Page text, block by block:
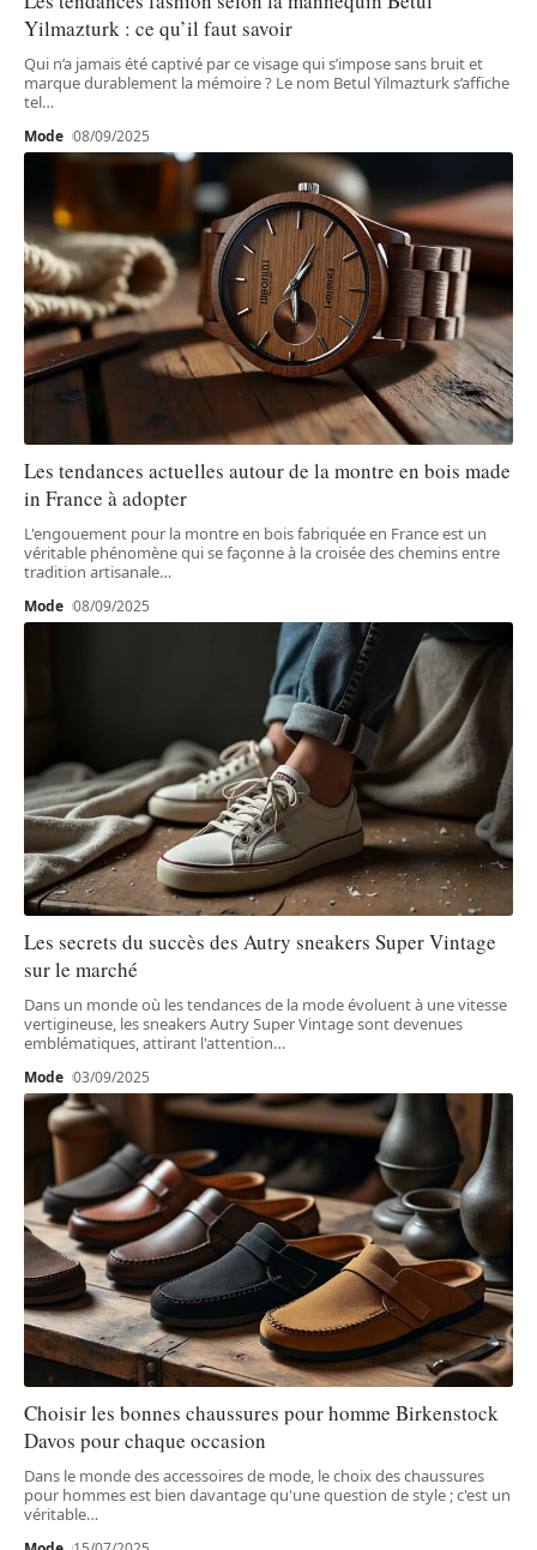
Yilmazturk : ce qu’il faut savoir
Qui n’a jamais été captivé par ce visage qui s’impose sans bruit et
marque durablement la mémoire ? Le nom Betul Yilmazturk s’affiche
tel…
Mode 08/09/2025
Les tendances actuelles autour de la montre en bois made
in France à adopter
L'engouement pour la montre en bois fabriquée en France est un
véritable phénomène qui se façonne à la croisée des chemins entre
tradition artisanale…
Mode 08/09/2025
Les secrets du succès des Autry sneakers Super Vintage
sur le marché
Dans un monde où les tendances de la mode évoluent à une vitesse
vertigineuse, les sneakers Autry Super Vintage sont devenues
emblématiques, attirant l'attention…
Mode 03/09/2025
Choisir les bonnes chaussures pour homme Birkenstock
Davos pour chaque occasion
Dans le monde des accessoires de mode, le choix des chaussures
pour hommes est bien davantage qu'une question de style ; c'est un
véritable…